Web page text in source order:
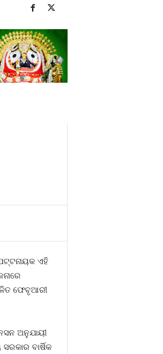
ଏହି
ଫେବୃଆରୀ
ଅନୁଯାୟୀ
ବାର୍ଷିକ